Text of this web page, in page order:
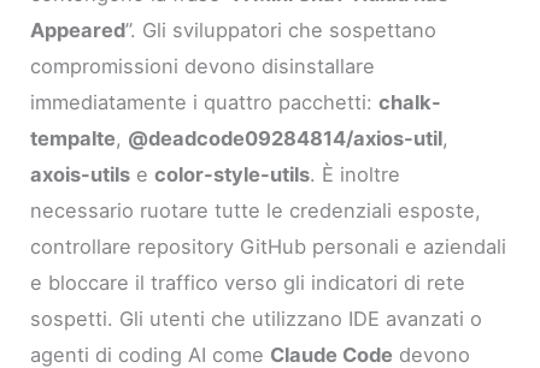
Appeared”. Gli sviluppatori che sospettano
compromissioni devono disinstallare
immediatamente i quattro pacchetti:chalk-
tempalte, @deadcode09284814/axios-util,
axois-utils ecolor-style-utils. È inoltre
necessario ruotare tutte le credenziali esposte,
controllare repository GitHub personali e aziendali
e bloccare il traffico verso gli indicatori di rete
sospetti. Gli utenti che utilizzano IDE avanzati o
agenti di coding AI come Claude Code devono